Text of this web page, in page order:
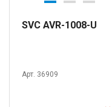
SVC AVR-1008-U
Арт. 36909